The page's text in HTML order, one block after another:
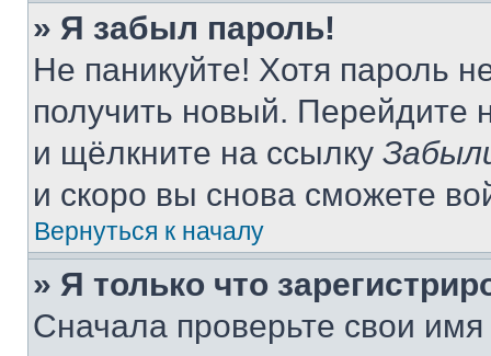
» Я забыл пароль!
Не паникуйте! Хотя пароль
получить новый. Перейдите
и щёлкните на ссылку
и скоро вы снова сможете
Вернуться к началу
» Я только что
Сначала проверьте свои